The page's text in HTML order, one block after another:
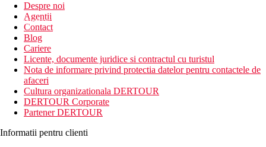
newsletter!
Despre noi
Agentii
Contact
Blog
Cariere
Licente, documente juridice si contractul cu turistul
Nota de informare privind protectia datelor pentru contactele de
afaceri
Cultura organizationala DERTOUR
DERTOUR Corporate
Partener DERTOUR
Informatii pentru clienti